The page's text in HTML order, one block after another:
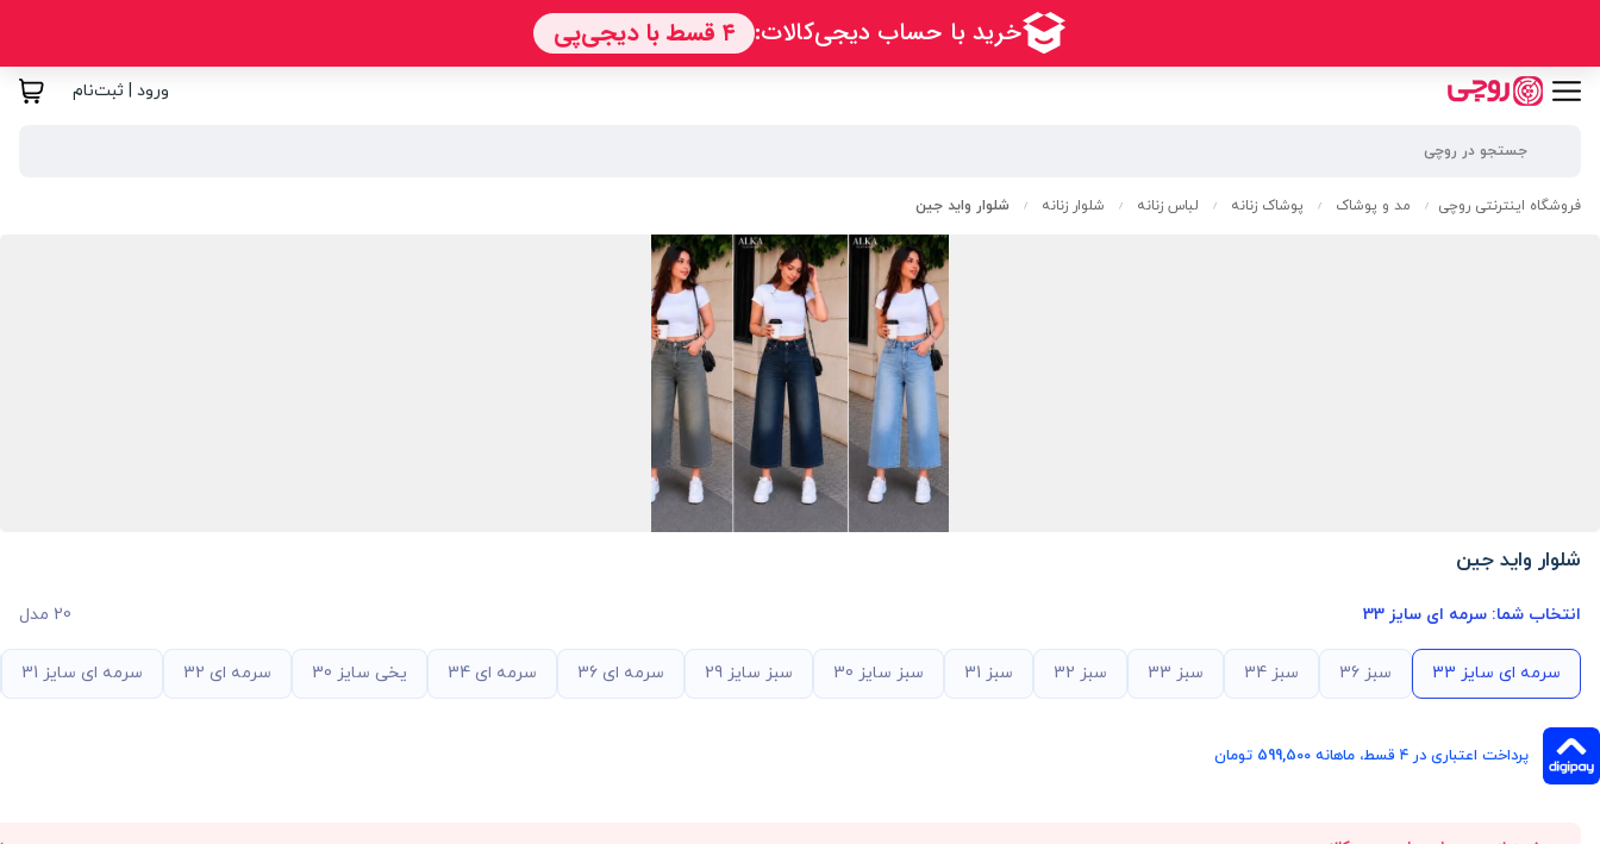
ورود | ثبت‌نام
فروشگاه اینترنتی روچی / مد و پوشاک / پوشاک زنانه / لباس زنانه / شلوار زنانه / شلوار واید جین
شلوار واید جین
انتخاب شما: سرمه ای سایز 33 20 مدل
سرمه ای سایز 33 سبز 36 سبز 34 سبز 33 سبز 32 سبز 31 سبز سایز 30 سبز سایز 29 سرمه ای 36 سرمه ای 34 یخی سایز 30 سرمه ای 32 سرمه ای سایز 31
پرداخت اعتباری در ۴ قسط، ماهانه 599,500 تومان